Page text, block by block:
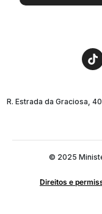
R. Estrada da Graciosa,
© 2025
Direitos e